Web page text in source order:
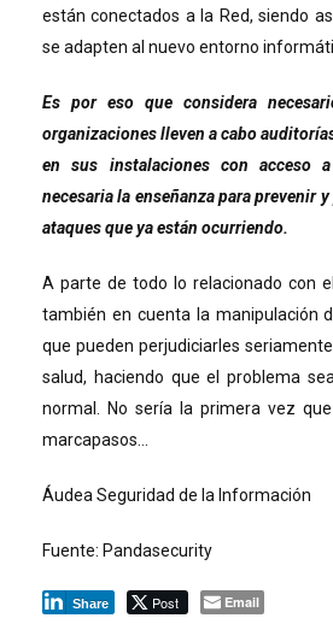
están conectados a la Red, siendo
se adapten al nuevo entorno
Es por eso que considera
organizaciones lleven a cabo
en sus instalaciones con acceso
necesaria la enseñanza para prevenir
ataques que ya están ocurriendo.
A parte de todo lo relacionado con
también en cuenta la manipulación
que pueden perjudiciarles
salud, haciendo que el problema
normal. No sería la primera vez
marcapasos…
Áudea Seguridad de la Información
Fuente: Pandasecurity
Share Post Email